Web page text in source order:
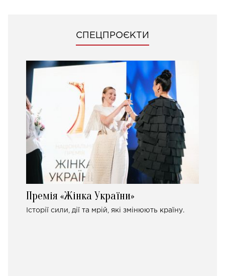
СПЕЦПРОЄКТИ
Премія «Жінка України»
Історії сили, дії та мрій, які змінюють країну.